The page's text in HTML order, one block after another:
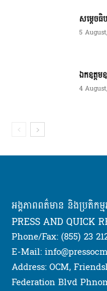
សម្ដេចធិ
5
ឯកឧត្តម
4
អង្គភាពពត៌មាន និងប្រតិក
PRESS AND QUICK
Phone/Fax: (855) 23
E-Mail:
Address: OCM,
Federation Blvd